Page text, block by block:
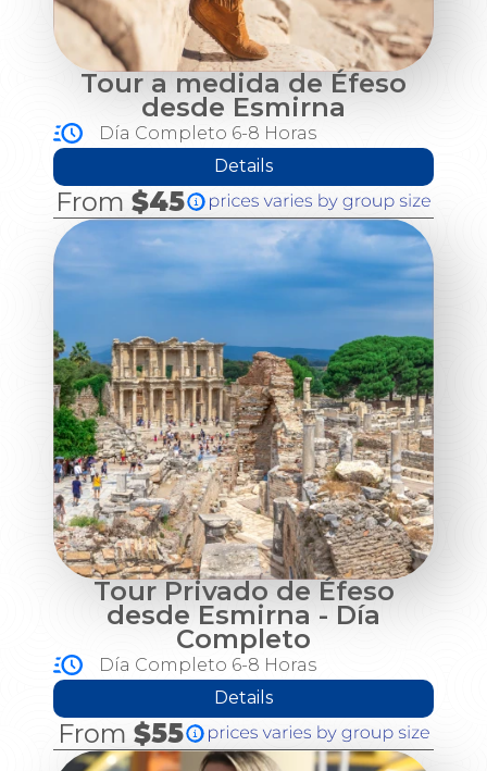
Tour a medida de Éfeso
desde Esmirna
Día Completo 6-8 Horas
Details
From $45
Tour Privado de Éfeso
desde Esmirna - Día
Completo
Día Completo 6-8 Horas
Details
From $55